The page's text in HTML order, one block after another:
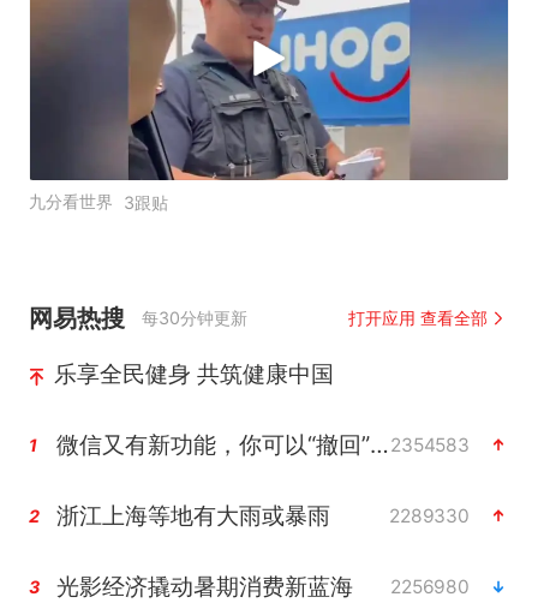
九分看世界 3跟贴
网易热搜 每30分钟更新 打开应用 查看全部
乐享全民健身 共筑健康中国
1 微信又有新功能，你可以“撤回”你的撤回了！2354583
2 浙江上海等地有大雨或暴雨 2289330
3 光影经济撬动暑期消费新蓝海 2256980